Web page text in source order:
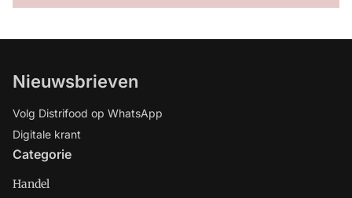
Nieuwsbrieven
Volg Distrifood op WhatsApp
Digitale krant
Categorie
Handel